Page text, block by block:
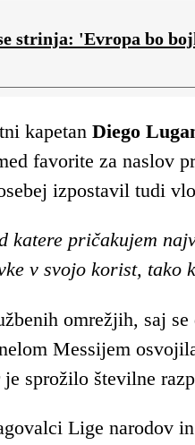
strinja: 'Evropa bo
kapetan Diego
favorite za
izpostavil tudi
katere pričakujem
v svojo korist,
omrežjih, saj
Messijem
je sprožilo številne
Lige narodov